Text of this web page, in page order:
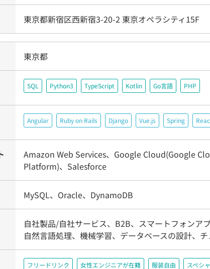
東京都新宿区西新宿3-20-2 東京オペラシティ15F
東京都
SQL Python3 TypeScript Kotlin Go言語 PHP
Angular Ruby on Rails Django Vue.js Spring
Amazon Web Services、Google Cloud(Google
Platform)、Salesforce
MySQL、Oracle、DynamoDB
自社製品/自社サービス、B2B、スマートフォンアプ
自然言語処理、機械学習、データベースの設計、
フリードリンク 女性エンジニアが在籍 服装自由 スペシ